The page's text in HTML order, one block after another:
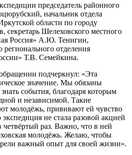
председатель районного
начальник отдела
области по городу
Шелеховского местного
Россия» А.Ю. Тенигин,
регионального отделения
Т.В. Семейкина.
подчеркнул: «Эта
значение. Мы обязаны
события, благодаря которым
и независимой. Такие
молодёжь, прививают ей чувство
не стала разовой акцией
четвёртый раз. Важно, что в ней
молодёжь. Желаю, чтобы
важный опыт для своей жизни».